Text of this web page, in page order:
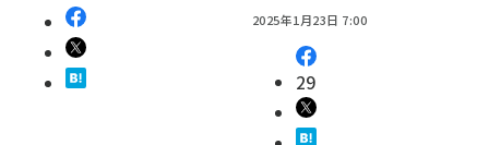
2025年1月23日 7:00
29